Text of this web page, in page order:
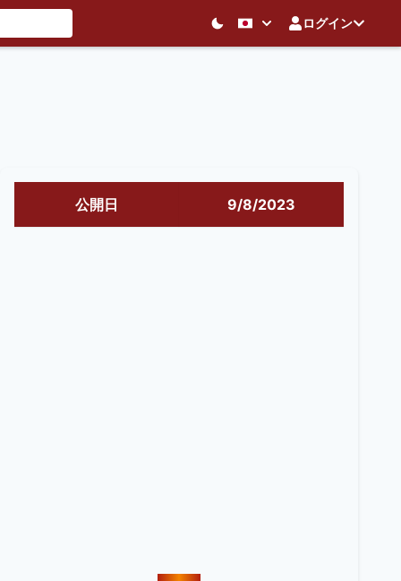
ログイン
公開日 9/8/2023